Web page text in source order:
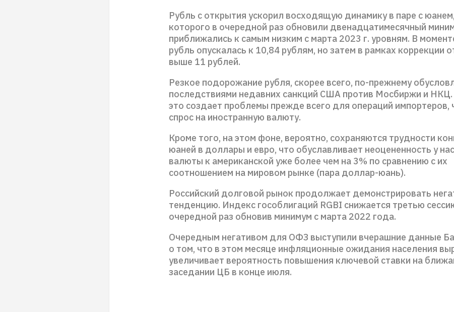
Рубль с открытия ускорил восходящую динамику в паре с
которого в очередной раз обновили двенадцатимесячный
приближались к самым низким с марта 2023 г. уровням. В
рубль опускалась к 10,84 рублям, но затем в рамках коррекции
выше 11 рублей.
Резкое подорожание рубля, скорее всего, по-прежнему
последствиями недавних санкций США против Мосбиржи и НКЦ.
это создает проблемы прежде всего для операций импортеров,
спрос на иностранную валюту.
Кроме того, на этом фоне, вероятно, сохраняются трудности
юаней в доллары и евро, что обуславливает неоцененность у
валюты к американской уже более чем на 3% по сравнению с их
соотношением на мировом рынке (пара доллар-юань).
Российский долговой рынок продолжает демонстрировать
тенденцию. Индекс гособлигаций RGBI снижается третью
очередной раз обновив минимум с марта 2022 года.
Очередным негативом для ОФЗ выступили вчерашние данные
о том, что в этом месяце инфляционные ожидания населения
увеличивает вероятность повышения ключевой ставки на
заседании ЦБ в конце июля.